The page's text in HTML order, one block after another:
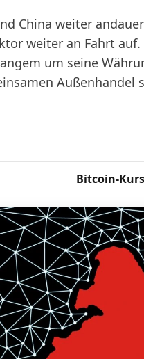
China weiter
weiter an Fahrt
um seine
Außenhandel
Bitcoin-Kurs